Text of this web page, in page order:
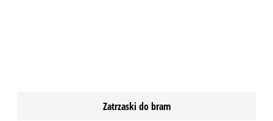
Zatrzaski do bram